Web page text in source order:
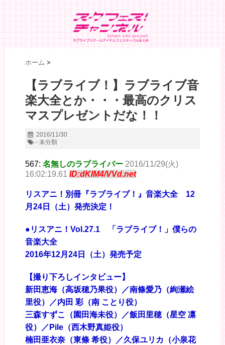
ホーム >
【ラブライブ！】ラブライブ音
楽大全とか・・・最高のクリス
マスプレゼントだな！！
2016/11/30
- 未分類
567: 名無しのラブライバー 2016/11/29(火)
16:02:19.61 ID:dKIM4/VVd.net
リスアニ！別冊『ラブライブ！』音楽大全 12
月24日（土）発売決定！
●リスアニ！Vol.27.1 「ラブライブ！」僕らの
音楽大全
2016年12月24日（土）発売予定
【撮り下ろしインタビュー】
新田恵海（高坂穂乃果役）／南條愛乃（絢瀬絵
里役）／内田 彩（南 ことり役）
三森すずこ（園田海未役）／飯田里穂（星空 凛
役）／Pile（西木野真姫役）
楠田亜衣奈（東條 希役）／久保ユリカ（小泉花